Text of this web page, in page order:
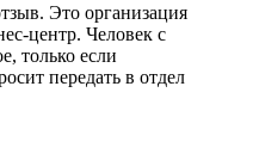
Это организация
центр. Человек с
только если
передать в отдел